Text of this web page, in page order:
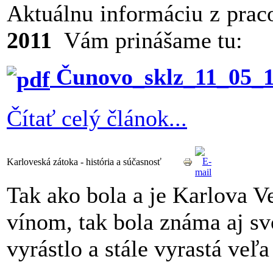
Aktuálnu informáciu z
2011 Vám prinášame tu:
Čítať celý článok...
Karloveská zátoka - história a súčasnosť
Tak ako bola a je Karlova
vínom, tak bola známa aj
vyrástlo a stále vyrastá